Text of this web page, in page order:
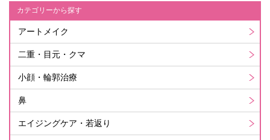
カテゴリーから探す
アートメイク
二重・目元・クマ
小顔・輪郭治療
鼻
エイジングケア・若返り